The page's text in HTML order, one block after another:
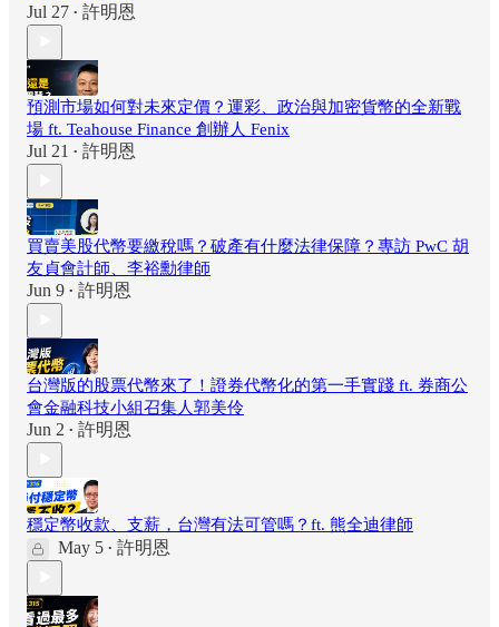
Jul 27 • 許明恩
預測市場如何對未來定價？運彩、政治與加密貨幣的全新戰
場 ft. Teahouse Finance 創辦人 Fenix
Jul 21 • 許明恩
買賣美股代幣要繳稅嗎？破產有什麼法律保障？專訪 PwC 胡
友貞會計師、李裕勳律師
Jun 9 • 許明恩
台灣版的股票代幣來了！證券代幣化的第一手實踐 ft. 券商公
會金融科技小組召集人郭美伶
Jun 2 • 許明恩
穩定幣收款、支薪，台灣有法可管嗎？ft. 熊全迪律師
May 5 • 許明恩